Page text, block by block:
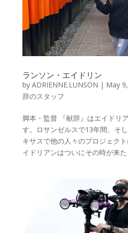
ランソン・エイドリン
by ADRIENNE.LUNSON | May
辞のスタッフ
脚本・監督 『献辞』はエイドリ
す。ロサンゼルスで13年間、そ
キサスで他の人々のプロジェク
イドリアンはついにその時が来